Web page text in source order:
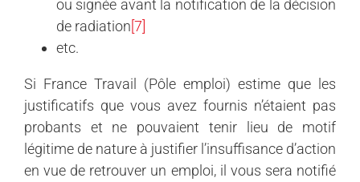
ou signée avant la notification de la décision
de radiation [7]
etc.
Si France Travail (Pôle emploi) estime que les
justificatifs que vous avez fournis n’étaient pas
probants et ne pouvaient tenir lieu de motif
légitime de nature à justifier l’insuffisance d’action
en vue de retrouver un emploi, il vous sera notifié